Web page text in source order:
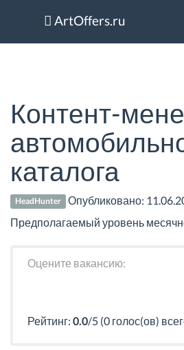
ArtOffers.ru
Контент-
каталога
HeadHunter Опубликовано:
Предполагаемый уровень
Оцените вакансию:
Рейтинг: 0.0/5 (0 голос(ов)